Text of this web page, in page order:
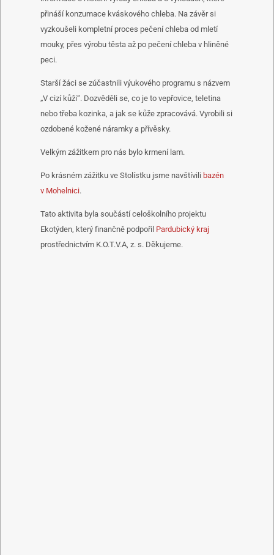
přináší konzumace kváskového chleba. Na závěr si
vyzkoušeli kompletní proces pečení chleba od mletí
mouky, přes výrobu těsta až po pečení chleba v hliněné
peci.
Starší žáci se zúčastnili výukového programu s názvem
„V cizí kůži“. Dozvěděli se, co je to vepřovice, teletina
nebo třeba kozinka, a jak se kůže zpracovává. Vyrobili si
ozdobené kožené náramky a přívěsky.
Velkým zážitkem pro nás bylo krmení lam.
Po krásném zážitku ve Stolístku jsme navštívili bazén
v Mohelnici.
Tato aktivita byla součástí celoškolního projektu
Ekotýden, který finančně podpořil Pardubický kraj
prostřednictvím K.O.T.V.A, z. s. Děkujeme.